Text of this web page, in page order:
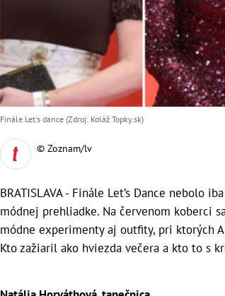
Finále Let's dance (Zdroj: Koláž Topky.sk)
© Zoznam/lv
BRATISLAVA - Finále Let’s Dance nebolo
módnej prehliadke. Na červenom koberci
módne experimenty aj outfity, pri ktorých
Kto zažiaril ako hviezda večera a kto to s